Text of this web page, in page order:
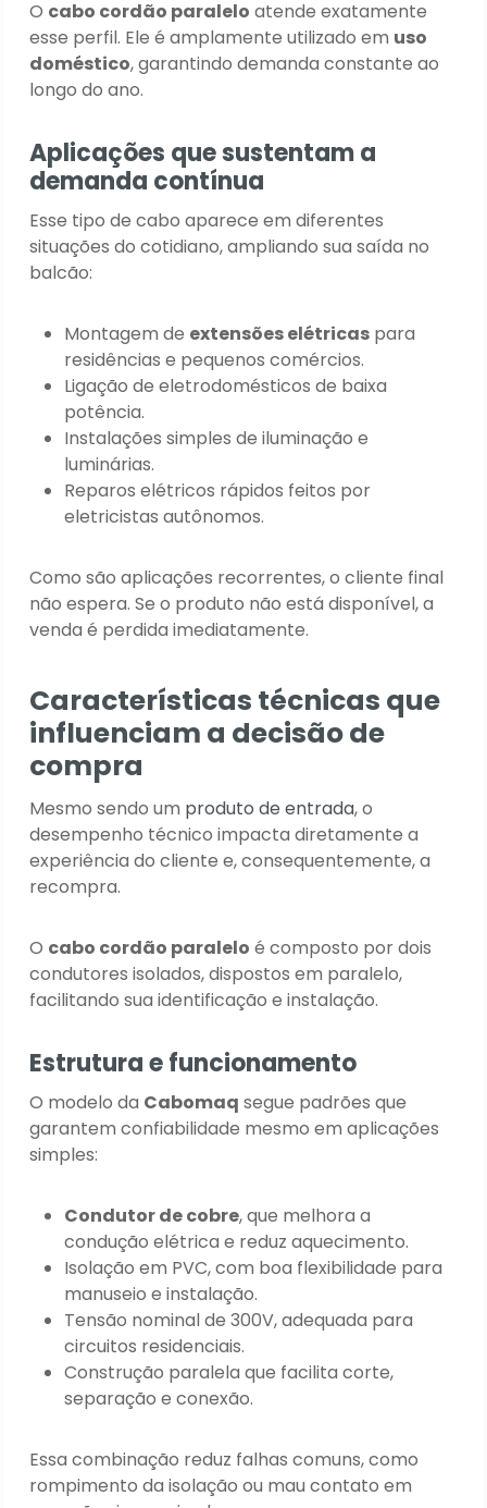
O cabo cordão paralelo atende exatamente
esse perfil. Ele é amplamente utilizado em uso
doméstico, garantindo demanda constante ao
longo do ano.
Aplicações que sustentam a
demanda contínua
Esse tipo de cabo aparece em diferentes
situações do cotidiano, ampliando sua saída no
balcão:
Montagem de extensões elétricas para
residências e pequenos comércios.
Ligação de eletrodomésticos de baixa
potência.
Instalações simples de iluminação e
luminárias.
Reparos elétricos rápidos feitos por
eletricistas autônomos.
Como são aplicações recorrentes, o cliente final
não espera. Se o produto não está disponível, a
venda é perdida imediatamente.
Características técnicas que
influenciam a decisão de
compra
Mesmo sendo um produto de entrada, o
desempenho técnico impacta diretamente a
experiência do cliente e, consequentemente, a
recompra.
O cabo cordão paralelo é composto por dois
condutores isolados, dispostos em paralelo,
facilitando sua identificação e instalação.
Estrutura e funcionamento
O modelo da Cabomaq segue padrões que
garantem confiabilidade mesmo em aplicações
simples:
Condutor de cobre, que melhora a
condução elétrica e reduz aquecimento.
Isolação em PVC, com boa flexibilidade para
manuseio e instalação.
Tensão nominal de 300V, adequada para
circuitos residenciais.
Construção paralela que facilita corte,
separação e conexão.
Essa combinação reduz falhas comuns, como
rompimento da isolação ou mau contato em